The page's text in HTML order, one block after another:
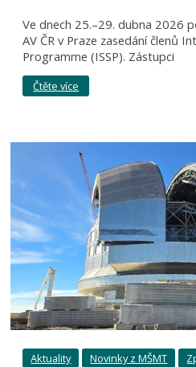
Ve dnech 25.–29. dubna 2026
AV ČR v Praze zasedání členů
Programme (ISSP). Zástupci
Čtěte více
Aktuality Novinky z MŠMT